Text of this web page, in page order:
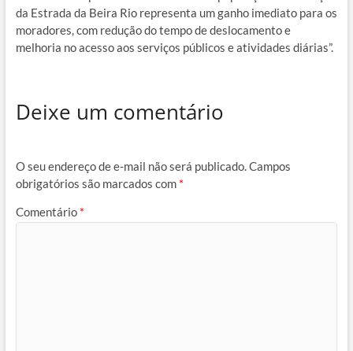
da Estrada da Beira Rio representa um ganho imediato para os
moradores, com redução do tempo de deslocamento e
melhoria no acesso aos serviços públicos e atividades diárias”.
Deixe um comentário
O seu endereço de e-mail não será publicado.Campos
obrigatórios são marcados com *
Comentário *